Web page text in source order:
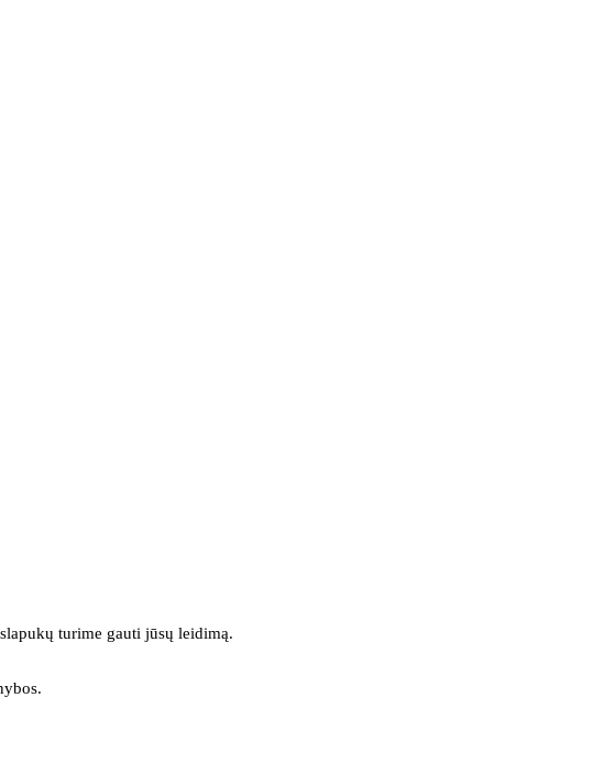
turime gauti jūsų leidimą.